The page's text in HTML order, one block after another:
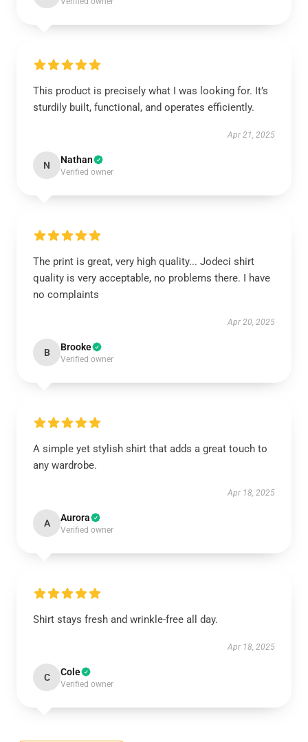
This product is precisely what I was looking for. It’s
sturdily built, functional, and operates efficiently.
Apr 21, 2025
N Nathan
Verified owner
The print is great, very high quality... Jodeci shirt
quality is very acceptable, no problems there. I have
no complaints
Apr 20, 2025
B Brooke
Verified owner
A simple yet stylish shirt that adds a great touch to
any wardrobe.
Apr 18, 2025
A Aurora
Verified owner
Shirt stays fresh and wrinkle-free all day.
Apr 18, 2025
C Cole
Verified owner